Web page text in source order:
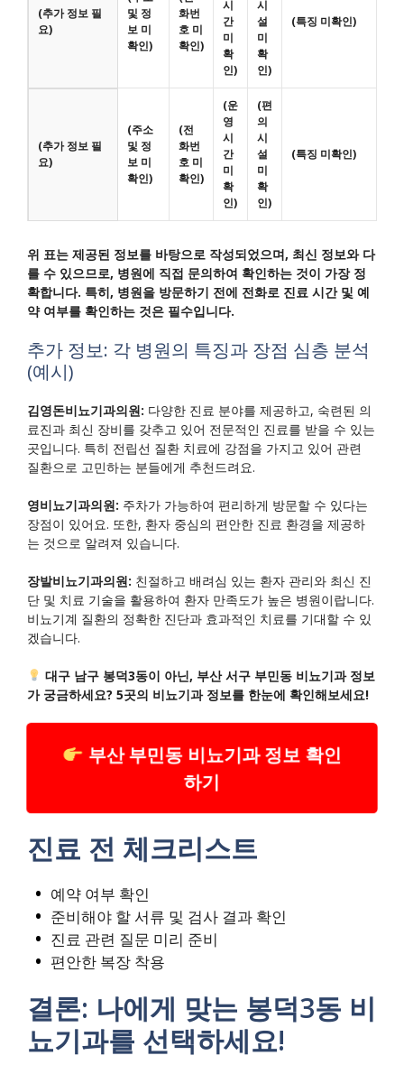
(추가 정보 필
요)
및 정
보 미
확인)
화번
호 미
확인)
시
간
미
확
인)
시
설
미
확
인)
(특징 미확인)
(추가 정보 필
요)
(주소
및 정
보 미
확인)
(전
화번
호 미
확인)
(운
영
시
간
미
확
인)
(편
의
시
설
미
확
인)
(특징 미확인)
위 표는 제공된 정보를 바탕으로 작성되었으며, 최신 정보와 다
를 수 있으므로, 병원에 직접 문의하여 확인하는 것이 가장 정
확합니다. 특히, 병원을 방문하기 전에 전화로 진료 시간 및 예
약 여부를 확인하는 것은 필수입니다.
추가 정보: 각 병원의 특징과 장점 심층 분석
(예시)
김영돈비뇨기과의원: 다양한 진료 분야를 제공하고, 숙련된 의
료진과 최신 장비를 갖추고 있어 전문적인 진료를 받을 수 있는
곳입니다. 특히 전립선 질환 치료에 강점을 가지고 있어 관련
질환으로 고민하는 분들에게 추천드려요.
영비뇨기과의원: 주차가 가능하여 편리하게 방문할 수 있다는
장점이 있어요. 또한, 환자 중심의 편안한 진료 환경을 제공하
는 것으로 알려져 있습니다.
장발비뇨기과의원: 친절하고 배려심 있는 환자 관리와 최신 진
단 및 치료 기술을 활용하여 환자 만족도가 높은 병원이랍니다.
비뇨기계 질환의 정확한 진단과 효과적인 치료를 기대할 수 있
겠습니다.
대구 남구 봉덕3동이 아닌, 부산 서구 부민동 비뇨기과 정보
가 궁금하세요? 5곳의 비뇨기과 정보를 한눈에 확인해보세요!
부산 부민동 비뇨기과 정보 확인
하기
진료 전 체크리스트
예약 여부 확인
준비해야 할 서류 및 검사 결과 확인
진료 관련 질문 미리 준비
편안한 복장 착용
결론: 나에게 맞는 봉덕3동 비
뇨기과를 선택하세요!